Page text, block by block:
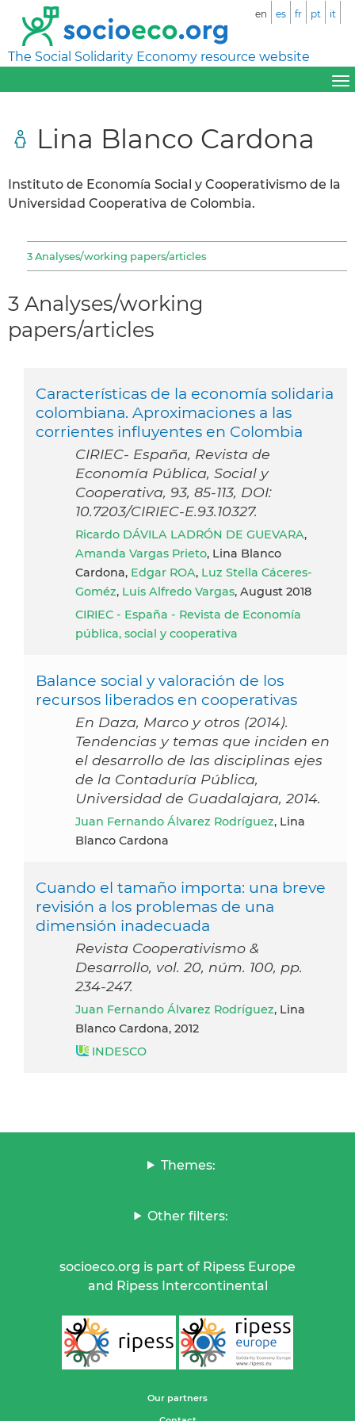
The Social Solidarity Economy resource website
en es fr pt it
Lina Blanco Cardona
Instituto de Economía Social y Cooperativismo de la
Universidad Cooperativa de Colombia.
3 Analyses/working papers/articles
3 Analyses/working
papers/articles
Características de la economía solidaria
colombiana. Aproximaciones a las
corrientes influyentes en Colombia
CIRIEC- España, Revista de
Economía Pública, Social y
Cooperativa, 93, 85-113, DOI:
10.7203/CIRIEC-E.93.10327.
Ricardo DÁVILA LADRÓN DE GUEVARA,
Amanda Vargas Prieto, Lina Blanco
Cardona, Edgar ROA, Luz Stella Cáceres-
Goméz, Luis Alfredo Vargas, August 2018
CIRIEC - España - Revista de Economía
pública, social y cooperativa
Balance social y valoración de los
recursos liberados en cooperativas
En Daza, Marco y otros (2014).
Tendencias y temas que inciden en
el desarrollo de las disciplinas ejes
de la Contaduría Pública,
Universidad de Guadalajara, 2014.
Juan Fernando Álvarez Rodríguez, Lina
Blanco Cardona
Cuando el tamaño importa: una breve
revisión a los problemas de una
dimensión inadecuada
Revista Cooperativismo &
Desarrollo, vol. 20, núm. 100, pp.
234-247.
Juan Fernando Álvarez Rodríguez, Lina
Blanco Cardona, 2012
INDESCO
Themes:
Other filters:
socioeco.org is part of Ripess Europe
and Ripess Intercontinental
Our partners